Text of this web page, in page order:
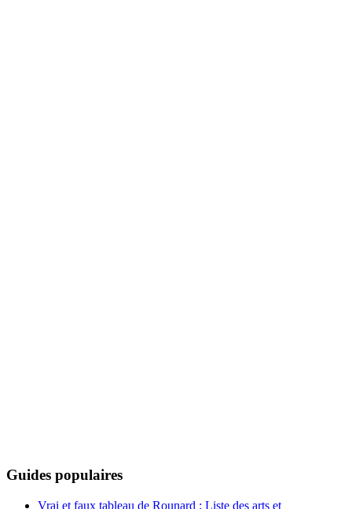
Guides populaires
Vrai et faux tableau de Rounard : Liste des arts et